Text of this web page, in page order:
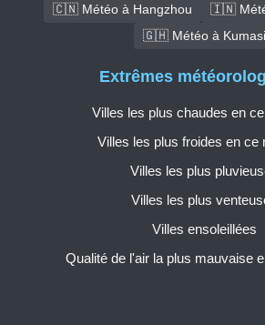
🇨🇳 Météo à Hangzhou
🇮🇳
🇬🇭 Météo à Kumasi
Extrêmes
Villes les plus chaudes en
Villes les plus froides en ce
Villes les plus
Villes les plus
Villes ensoleillées
Qualité de l'air la plus mauvaise